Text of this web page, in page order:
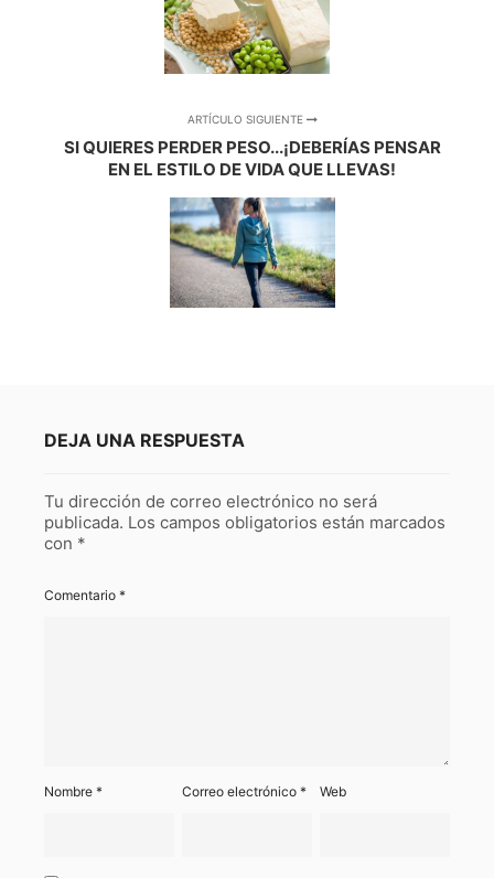
ARTÍCULO SIGUIENTE
SI QUIERES PERDER PESO...¡DEBERÍAS PENSAR
EN EL ESTILO DE VIDA QUE LLEVAS!
DEJA UNA RESPUESTA
Tu dirección de correo electrónico no será
publicada. Los campos obligatorios están marcados
con *
Comentario *
Nombre * Correo electrónico* Web